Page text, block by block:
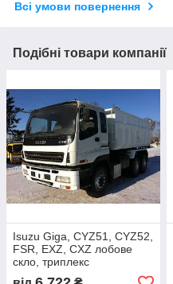
Всі умови повернення
Подібні товари компанії
Isuzu Giga, CYZ51, CYZ52,
FSR, EXZ, CXZ лобове
скло, триплекс